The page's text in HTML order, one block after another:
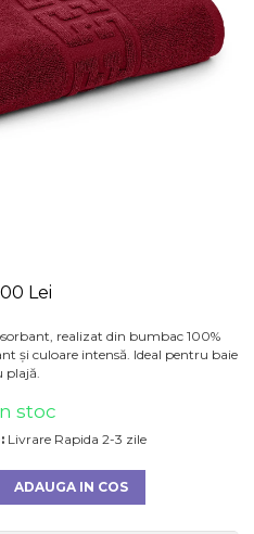
Lei
realizat din bumbac 100%
și culoare intensă. Ideal pentru baie
plajă.
stoc
Livrare Rapida 2-3 zile
ADAUGA IN COS